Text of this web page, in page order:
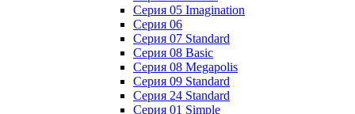
Cерия 05 Imagination
Cерия 06
Cерия 07 Standard
Cерия 08 Basic
Cерия 08 Megapolis
Cерия 09 Standard
Cерия 24 Standard
Серия 01 Simple